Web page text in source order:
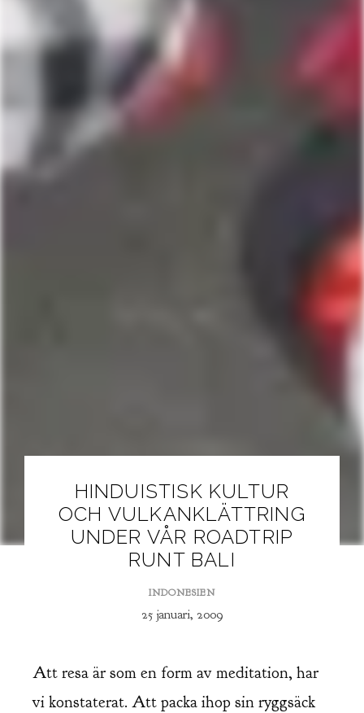
HINDUISTISK KULTUR
OCH VULKANKLÄTTRING
UNDER VÅR ROADTRIP
RUNT BALI
INDONESIEN
25 januari, 2009
Att resa är som en form av meditation, har
vi konstaterat. Att packa ihop sin ryggsäck